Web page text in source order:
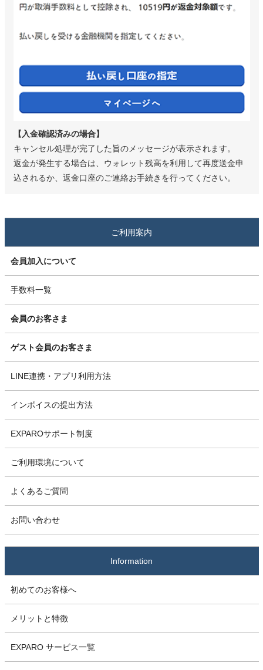
【入金確認済みの場合】
キャンセル処理が完了した旨のメッセージが表示されます。
返金が発生する場合は、ウォレット残高を利用して再度送金申
込されるか、返金口座のご連絡お手続きを行ってください。
ご利用案内
会員加入について
手数料一覧
会員のお客さま
ゲスト会員のお客さま
LINE連携・アプリ利用方法
インボイスの提出方法
EXPAROサポート制度
ご利用環境について
よくあるご質問
お問い合わせ
Information
初めてのお客様へ
メリットと特徴
EXPARO サービス一覧